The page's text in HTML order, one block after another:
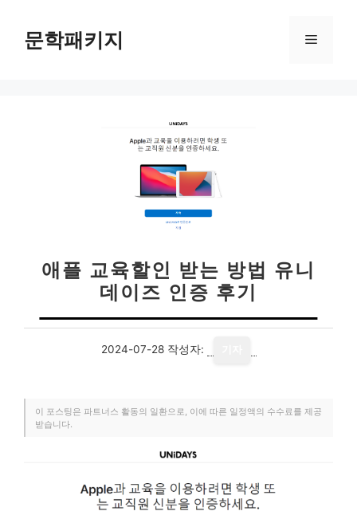
문학패키지 메
애플 교육할인 받는 방법 유니
데이즈 인증 후기
2024-07-28 작성자:
이 포스팅은 파트너스 활동의 일환으로, 이에 따른 일정액의 수수료를 제공
받습니다.